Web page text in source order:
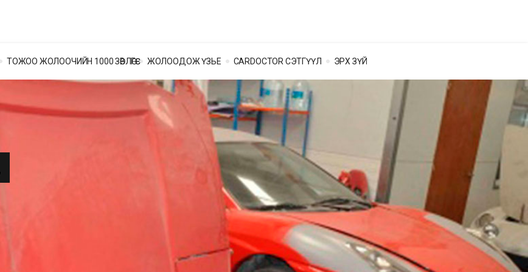
ТОЖОО ЖОЛООЧИЙН 1000 ЗӨВЛӨГӨӨ ЖОЛООДОЖ ҮЗЬЕ CARDOCTOR СЭТГҮҮЛ ЭРХ ЗҮЙ